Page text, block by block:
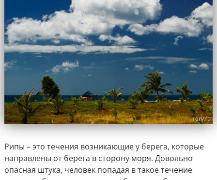
Рипы – это течения возникающие у берега, которые
направлены от берега в сторону моря. Довольно
опасная штука, человек попадая в такое течение